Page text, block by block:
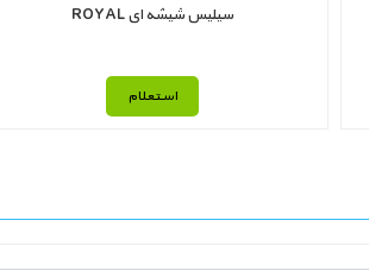
سیلیس شیشه ای ROYAL
استعلام